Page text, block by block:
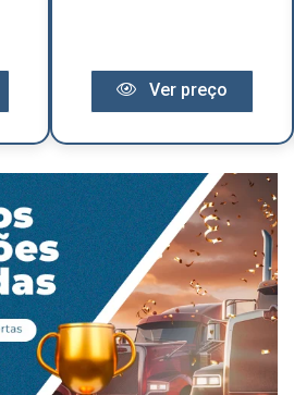
Ver preço